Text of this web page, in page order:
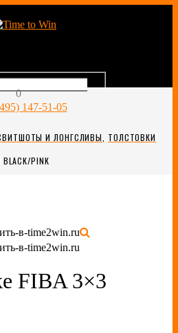
0
147-51-05
И ЛОНГСЛИВЫ
ТОЛСТОВКИ
PINK
FIBA 3×3